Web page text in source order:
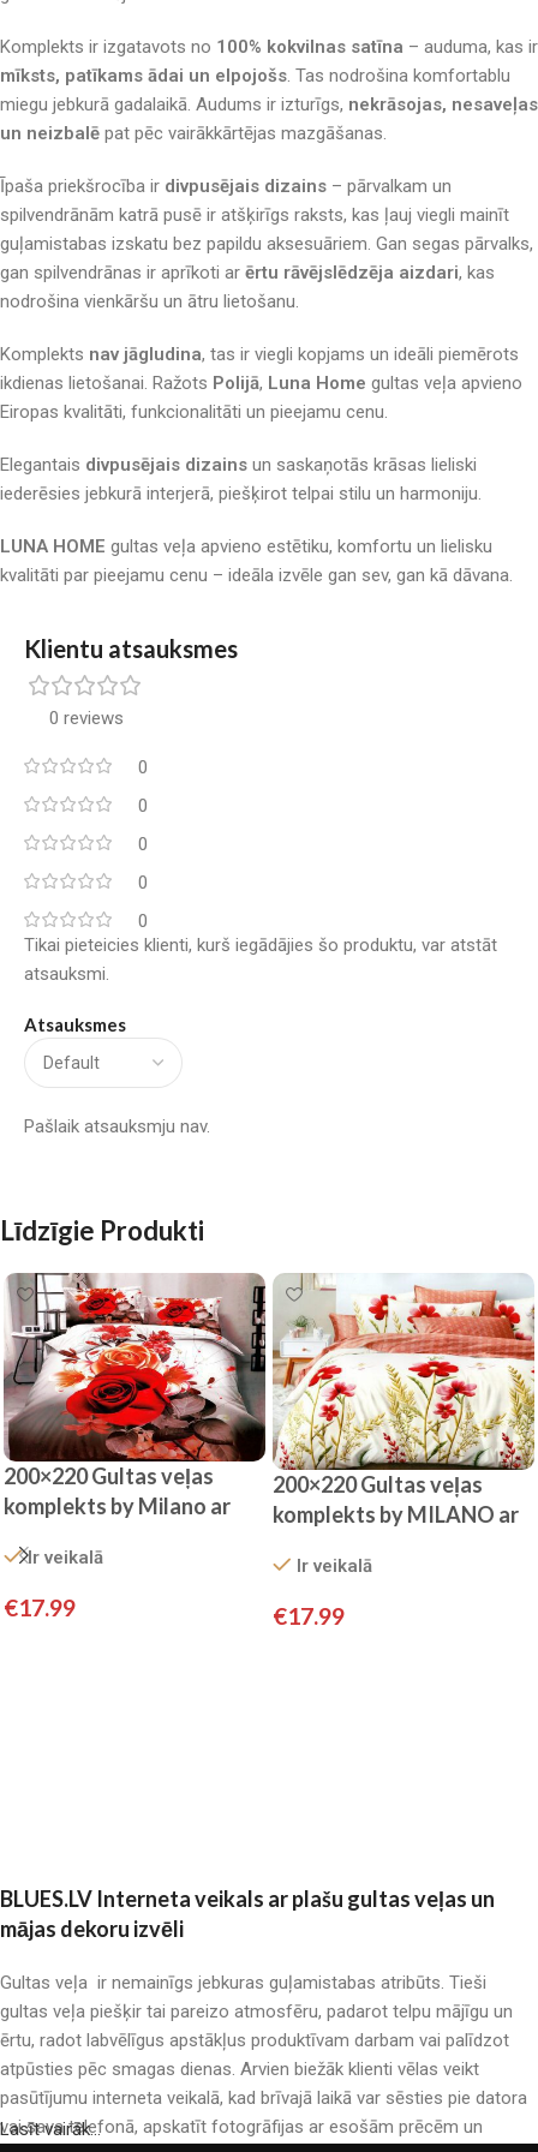
Komplekts ir izgatavots no 100% kokvilnas satīna – auduma, kas ir
mīksts, patīkams ādai un elpojošs. Tas nodrošina komfortablu
miegu jebkurā gadalaikā. Audums ir izturīgs, nekrāsojas, nesaveļas
un neizbalē pat pēc vairākkārtējas mazgāšanas.
Īpaša priekšrocība ir divpusējais dizains – pārvalkam un
spilvendrānām katrā pusē ir atšķirīgs raksts, kas ļauj viegli mainīt
guļamistabas izskatu bez papildu aksesuāriem. Gan segas pārvalks,
gan spilvendrānas ir aprīkoti ar ērtu rāvējslēdzēja aizdari, kas
nodrošina vienkāršu un ātru lietošanu.
Komplekts nav jāgludina, tas ir viegli kopjams un ideāli piemērots
ikdienas lietošanai. Ražots Polijā, Luna Home gultas veļa apvieno
Eiropas kvalitāti, funkcionalitāti un pieejamu cenu.
Elegantais divpusējais dizains un saskaņotās krāsas lieliski
iederēsies jebkurā interjerā, piešķirot telpai stilu un harmoniju.
LUNA HOME gultas veļa apvieno estētiku, komfortu un lielisku
kvalitāti par pieejamu cenu – ideāla izvēle gan sev, gan kā dāvana.
Klientu atsauksmes
0 reviews
0
0
0
0
0
Atsauksmes
Pašlaik atsauksmju nav.
Tikai pieteicies klienti, kurš iegādājies šo produktu, var atstāt
atsauksmi.
Līdzīgie Produkti
200×220 Gultas veļas
komplekts by Milano ar
satīns
Ir veikalā
€17.99
200×220 Gultas veļas
komplekts by MILANO ar
SATĪNS
Ir veikalā
€17.99
BLUES.LV Interneta veikals ar plašu gultas veļas un
mājas dekoru izvēli
Gultas veļa ir nemainīgs jebkuras guļamistabas atribūts. Tieši
gultas veļa piešķir tai pareizo atmosfēru, padarot telpu mājīgu un
ērtu, radot labvēlīgus apstākļus produktīvam darbam vai palīdzot
atpūsties pēc smagas dienas. Arvien biežāk klienti vēlas veikt
pasūtījumu interneta veikalā, kad brīvajā laikā var sēsties pie datora
vai sava telefonā, apskatīt fotogrāfijas ar esošām prēcēm un
Lasīt vairāk...